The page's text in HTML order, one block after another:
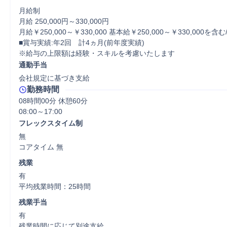
月給制
月給 250,000円～330,000円
月給￥250,000～￥330,000 基本給￥250,000～￥330,000を含む
■賞与実績:年2回　計4ヵ月(前年度実績)
※給与の上限額は経験・スキルを考慮いたします
通勤手当
会社規定に基づき支給
勤務時間
08時間00分 休憩60分
フレックスタイム制
無
コアタイム 無
残業
有
平均残業時間：25時間
残業手当
有